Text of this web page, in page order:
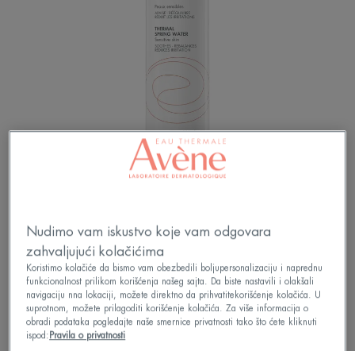
voda u otpušta prijatnu izmaglicu koja otklanja
svaki osećaj neprijatnosti.
Beba
Nudimo vam iskustvo koje vam odgovara
zahvaljujući kolačićima
Koristimo kolačiće da bismo vam obezbedili boljupersonalizaciju i naprednu
funkcionalnost prilikom korišćenja našeg sajta. Da biste nastavili i olakšali
navigaciju nna lokaciji, možete direktno da prihvatitekorišćenje kolačića. U
suprotnom, možete prilagoditi korišćenje kolačića. Za više informacija o
obradi podataka pogledajte naše smernice privatnosti tako što ćete kliknuti
ispod: Pravila o privatnosti